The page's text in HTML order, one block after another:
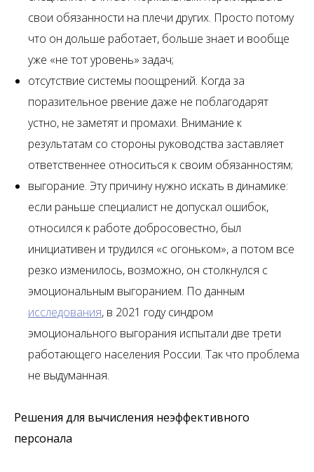
свои обязанности на плечи других. Просто потому
что он дольше работает, больше знает и вообще
уже «не тот уровень» задач;
отсутствие системы поощрений. Когда за
поразительное рвение даже не поблагодарят
устно, не заметят и промахи. Внимание к
результатам со стороны руководства заставляет
ответственнее относиться к своим обязанностям;
выгорание. Эту причину нужно искать в динамике:
если раньше специалист не допускал ошибок,
относился к работе добросовестно, был
инициативен и трудился «с огоньком», а потом все
резко изменилось, возможно, он столкнулся с
эмоциональным выгоранием. По данным
исследования, в 2021 году синдром
эмоционального выгорания испытали две трети
работающего населения России. Так что проблема
не выдуманная.
Решения для вычисления неэффективного
персонала